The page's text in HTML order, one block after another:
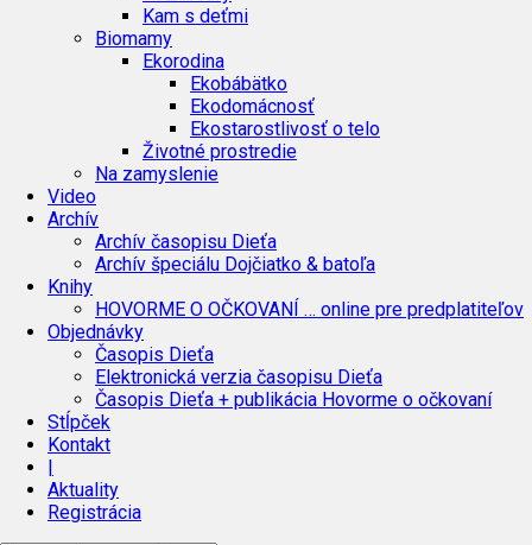
Kam s deťmi
Biomamy
Ekorodina
Ekobábätko
Ekodomácnosť
Ekostarostlivosť o telo
Životné prostredie
Na zamyslenie
Video
Archív
Archív časopisu Dieťa
Archív špeciálu Dojčiatko & batoľa
Knihy
HOVORME O OČKOVANÍ … online pre predplatiteľov
Objednávky
Časopis Dieťa
Elektronická verzia časopisu Dieťa
Časopis Dieťa + publikácia Hovorme o očkovaní
Stĺpček
Kontakt
|
Aktuality
Registrácia